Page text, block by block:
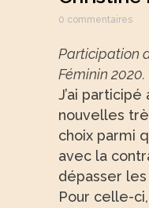
0 commentaires
Participation
Féminin 2020.
J’ai
nouvelles
choix parmi
avec la
dépasser
Pour celle-